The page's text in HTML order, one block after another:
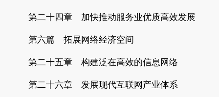
第二十四章 加快推动服务业优质高效发展
第六篇 拓展网络经济空间
第二十五章 构建泛在高效的信息网络
第二十六章 发展现代互联网产业体系